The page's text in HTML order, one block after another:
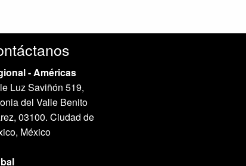
- Américas
Luz Saviñón 519,
del Valle Benito
03100. Ciudad de
México